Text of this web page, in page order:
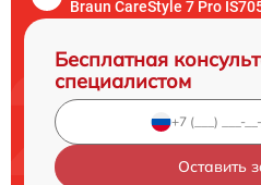
Braun CareStyle 7 Pro
Бесплатная
специалистом
Оставить